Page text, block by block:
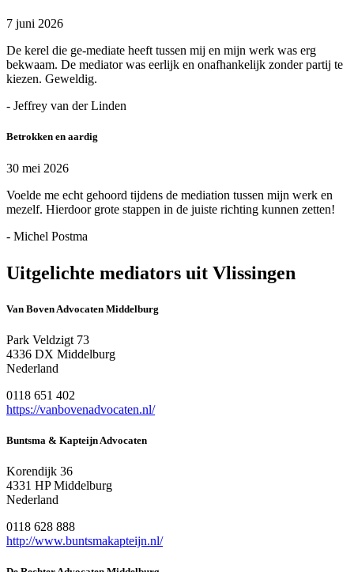
7 juni 2026
De kerel die ge-mediate heeft tussen mij en mijn werk was erg
bekwaam. De mediator was eerlijk en onafhankelijk zonder partij te
kiezen. Geweldig.
- Jeffrey van der Linden
Betrokken en aardig
30 mei 2026
Voelde me echt gehoord tijdens de mediation tussen mijn werk en
mezelf. Hierdoor grote stappen in de juiste richting kunnen zetten!
- Michel Postma
Uitgelichte mediators uit Vlissingen
Van Boven Advocaten Middelburg
Park Veldzigt 73
4336 DX Middelburg
Nederland
0118 651 402
https://vanbovenadvocaten.nl/
Buntsma & Kapteijn Advocaten
Korendijk 36
4331 HP Middelburg
Nederland
0118 628 888
http://www.buntsmakapteijn.nl/